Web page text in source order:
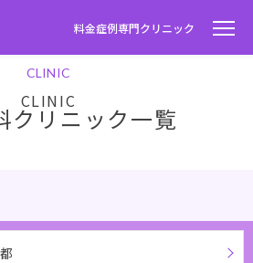
料金症例専門クリニック
CLINIC
クリニック一覧